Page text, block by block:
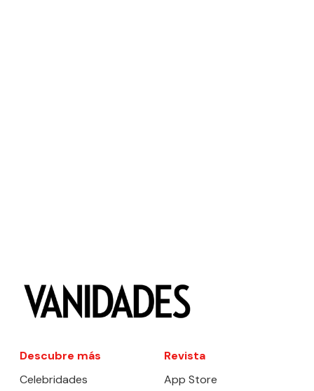
Descubre más
Celebridades
Revista
App Store